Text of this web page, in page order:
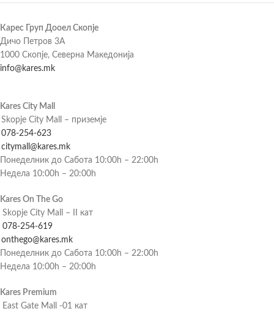
Карес Груп Дооел Скопје
Дичо Петров 3А
1000 Скопје, Северна Македонија
info@kares.mk
Kares City Mall
Skopje City Mall – приземје
078-254-623
citymall@kares.mk
Понеделник до Сабота 10:00h – 22:00h
Недела 10:00h – 20:00h
Kares On The Go
Skopje City Mall – II кат
078-254-619
onthego@kares.mk
Понеделник до Сабота 10:00h – 22:00h
Недела 10:00h – 20:00h
Kares Premium
East Gate Mall -01 кат